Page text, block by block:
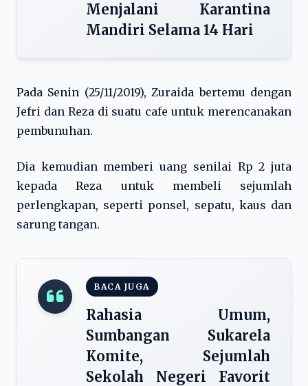
Menjalani Karantina
Mandiri Selama 14 Hari
Pada Senin (25/11/2019), Zuraida bertemu dengan
Jefri dan Reza di suatu cafe untuk merencanakan
pembunuhan.
Dia kemudian memberi uang senilai Rp 2 juta
kepada Reza untuk membeli sejumlah
perlengkapan, seperti ponsel, sepatu, kaus dan
sarung tangan.
BACA JUGA
Rahasia Umum,
Sumbangan Sukarela
Komite, Sejumlah
Sekolah Negeri Favorit